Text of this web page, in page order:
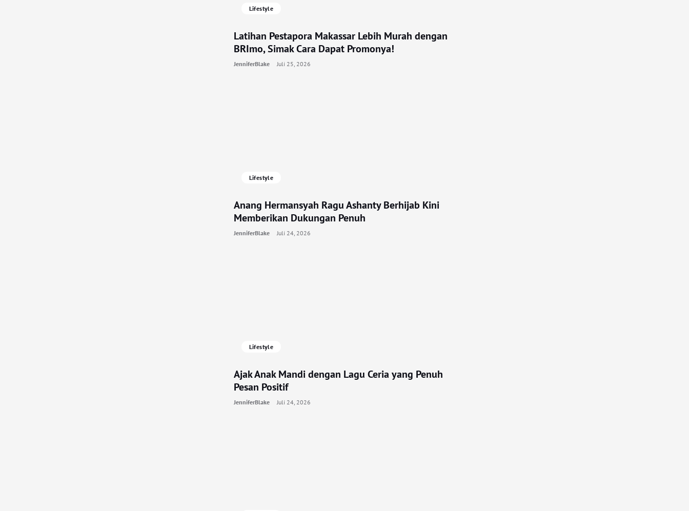
Lifestyle
Latihan Pestapora Makassar Lebih Murah dengan
BRImo, Simak Cara Dapat Promonya!
JenniferBlake Juli 25, 2026
Lifestyle
Anang Hermansyah Ragu Ashanty Berhijab Kini
Memberikan Dukungan Penuh
JenniferBlake Juli 24, 2026
Lifestyle
Ajak Anak Mandi dengan Lagu Ceria yang Penuh
Pesan Positif
JenniferBlake Juli 24, 2026